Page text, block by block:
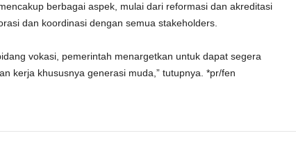
berbagai aspek, mulai dari reformasi dan akreditasi
dan koordinasi dengan semua stakeholders.
vokasi, pemerintah menargetkan untuk dapat segera
kerja khususnya generasi muda,” tutupnya. *pr/fen